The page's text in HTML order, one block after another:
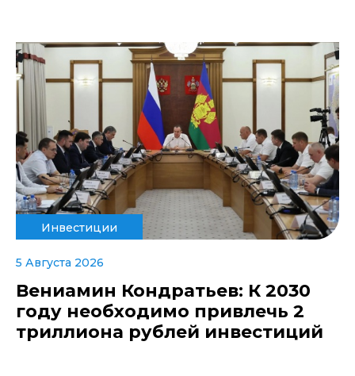
Инвестиции
5 Августа 2026
Вениамин Кондратьев: К 2030
году необходимо привлечь 2
триллиона рублей инвестиций